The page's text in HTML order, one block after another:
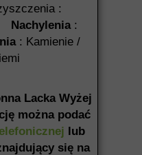
:
Nachylenia:
: Kamienie /
Lacka Wyżej
można podać
lub
się na